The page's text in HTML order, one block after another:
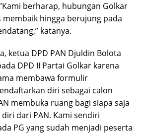
berharap, hubungan Golkar
membaik hingga berujung pada
katanya.
ketua DPD PAN Djuldin Bolota
DPD II Partai Golkar karena
membawa formulir
diri sebagai calon
membuka ruang bagi siapa saja
dari PAN. Kami sendiri
PG yang sudah menjadi peserta